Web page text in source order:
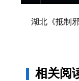
湖北《抵制
相关阅